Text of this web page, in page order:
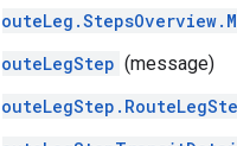
RouteLegStep (message)